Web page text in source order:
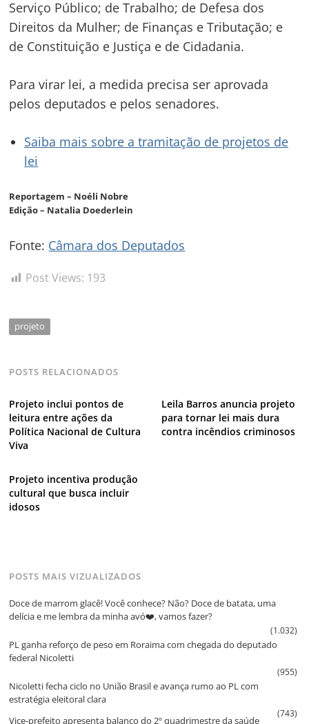
Serviço Público; de Trabalho; de Defesa dos
Direitos da Mulher; de Finanças e Tributação; e
de Constituição e Justiça e de Cidadania.
Para virar lei, a medida precisa ser aprovada
pelos deputados e pelos senadores.
Saiba mais sobre a tramitação de projetos de
lei
Reportagem – Noéli Nobre
Edição – Natalia Doederlein
Fonte: Câmara dos Deputados
Post Views: 193
projeto
POSTS RELACIONADOS
Projeto inclui pontos de
leitura entre ações da
Política Nacional de Cultura
Viva
Leila Barros anuncia projeto
para tornar lei mais dura
contra incêndios criminosos
Projeto incentiva produção
cultural que busca incluir
idosos
POSTS MAIS VIZUALIZADOS
Doce de marrom glacê! Você conhece? Não? Doce de batata, uma
delícia e me lembra da minha avó❤️, vamos fazer?
(1.032)
PL ganha reforço de peso em Roraima com chegada do deputado
federal Nicoletti
(955)
Nicoletti fecha ciclo no União Brasil e avança rumo ao PL com
estratégia eleitoral clara
(743)
Vice‑prefeito apresenta balanço do 2º quadrimestre da saúde